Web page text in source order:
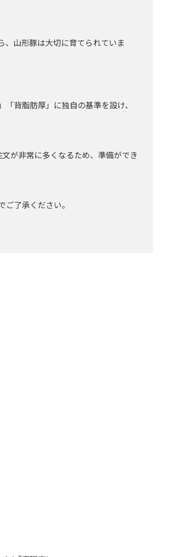
、山形豚は大切に育てられていま
背脂肪厚」に独自の基準を設け、
が非常に多くなるため、準備ができ
了承ください。